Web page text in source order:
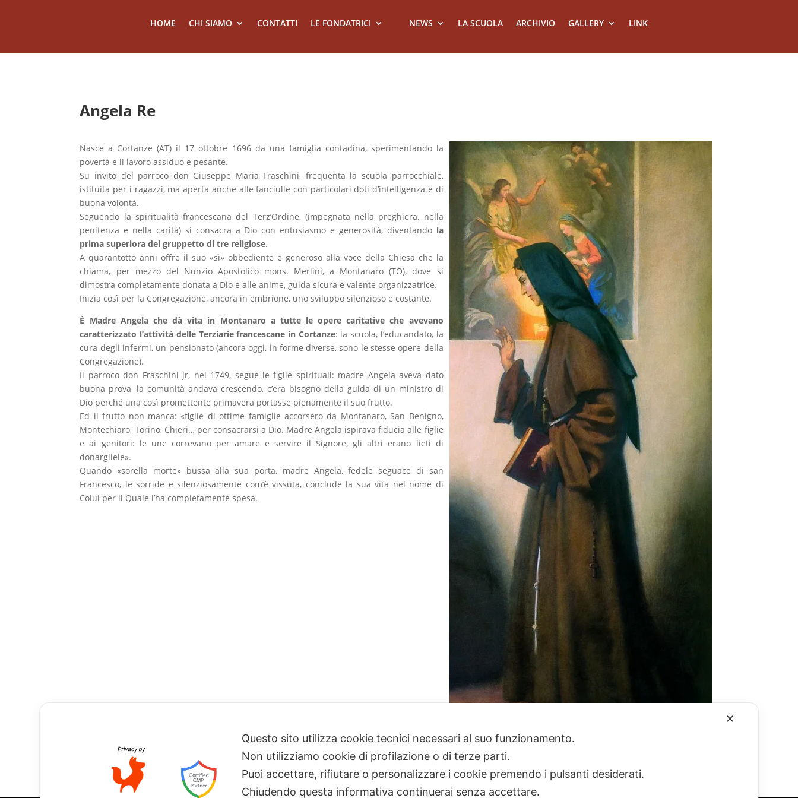
HOME CHI SIAMO CONTATTI LE FONDATRICI NEWS LA SCUOLA ARCHIVIO GALLERY LINK
Angela Re
Nasce a Cortanze (AT) il 17 ottobre 1696 da una famiglia contadina, sperimentando la
povertà e il lavoro assiduo e pesante.
Su invito del parroco don Giuseppe Maria Fraschini, frequenta la scuola parrocchiale,
istituita per i ragazzi, ma aperta anche alle fanciulle con particolari doti d’intelligenza e di
buona volontà.
Seguendo la spiritualità francescana del Terz’Ordine, (impegnata nella preghiera, nella
penitenza e nella carità) si consacra a Dio con entusiasmo e generosità, diventando la
prima superiora del gruppetto di tre religiose.
A quarantotto anni offre il suo «sì» obbediente e generoso alla voce della Chiesa che la
chiama, per mezzo del Nunzio Apostolico mons. Merlini, a Montanaro (TO), dove si
dimostra completamente donata a Dio e alle anime, guida sicura e valente organizzatrice.
Inizia così per la Congregazione, ancora in embrione, uno sviluppo silenzioso e costante.
È Madre Angela che dà vita in Montanaro a tutte le opere caritative che avevano
caratterizzato l’attività delle Terziarie francescane in Cortanze: la scuola, l’educandato, la
cura degli infermi, un pensionato (ancora oggi, in forme diverse, sono le stesse opere della
Congregazione).
Il parroco don Fraschini jr, nel 1749, segue le figlie spirituali: madre Angela aveva dato
buona prova, la comunità andava crescendo, c’era bisogno della guida di un ministro di
Dio perché una così promettente primavera portasse pienamente il suo frutto.
Ed il frutto non manca: «figlie di ottime famiglie accorsero da Montanaro, San Benigno,
Montechiaro, Torino, Chieri… per consacrarsi a Dio. Madre Angela ispirava fiducia alle figlie
e ai genitori: le une correvano per amare e servire il Signore, gli altri erano lieti di
donargliele».
Quando «sorella morte» bussa alla sua porta, madre Angela, fedele seguace di san
Francesco, le sorride e silenziosamente com’è vissuta, conclude la sua vita nel nome di
Colui per il Quale l’ha completamente spesa.
✕
Questo sito utilizza cookie tecnici necessari al suo funzionamento.
Non utilizziamo cookie di profilazione o di terze parti.
Puoi accettare, rifiutare o personalizzare i cookie premendo i pulsanti desiderati.
Chiudendo questa informativa continuerai senza accettare.